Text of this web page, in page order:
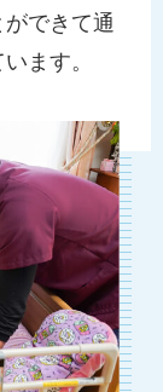
できて通
ます。